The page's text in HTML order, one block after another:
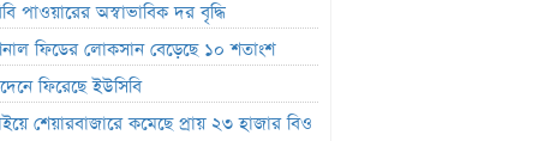
ফান্ড থেকে ২,৩৬৭ কোটি টাকা লোপাট,
দ্বারপ্রান্তে ফারইস্ট ইসলামী লাইফ
ক্যাপিটাল ফান্ডে একাধিক অনিয়ম, এক্স
কাছে বিএসইসির ব্যাখ্যা তলব
পাওয়ারের অস্বাভাবিক দর বৃদ্ধি
ফিডের লোকসান বেড়েছে ১০ শতাংশ
ফিরেছে ইউসিবি
শেয়ারবাজারে কমেছে প্রায় ২৩ হাজার বিও